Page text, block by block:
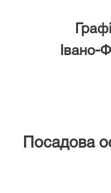
Івано-
Посадова